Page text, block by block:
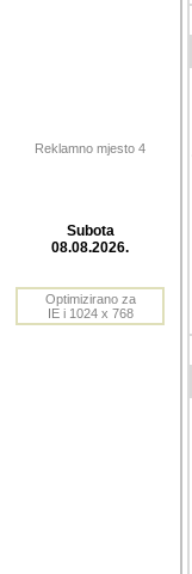
Reklamno mjesto 4